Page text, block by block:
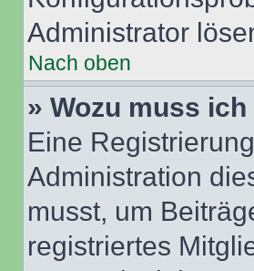
Administrator
Nach oben
» Wozu muss
Eine
Administration
musst, um
registriertes